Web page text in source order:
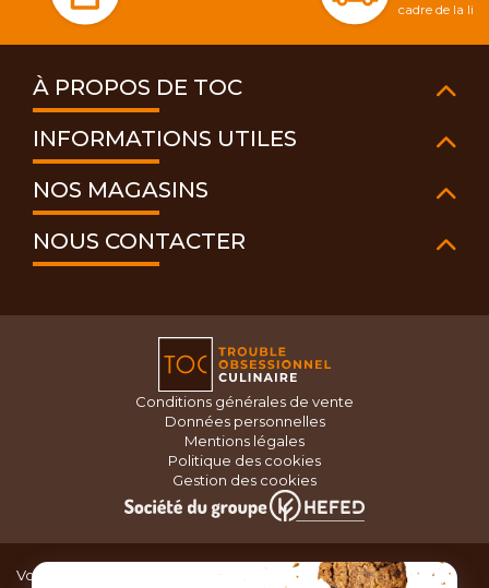
cadre de la
À PROPOS DE TOC
INFORMATIONS UTILES
NOS MAGASINS
NOUS CONTACTER
Conditions générales de vente
Données personnelles
Mentions légales
Politique des cookies
Gestion des cookies
Vous recherchez du matériel de cuisine pour concocter de